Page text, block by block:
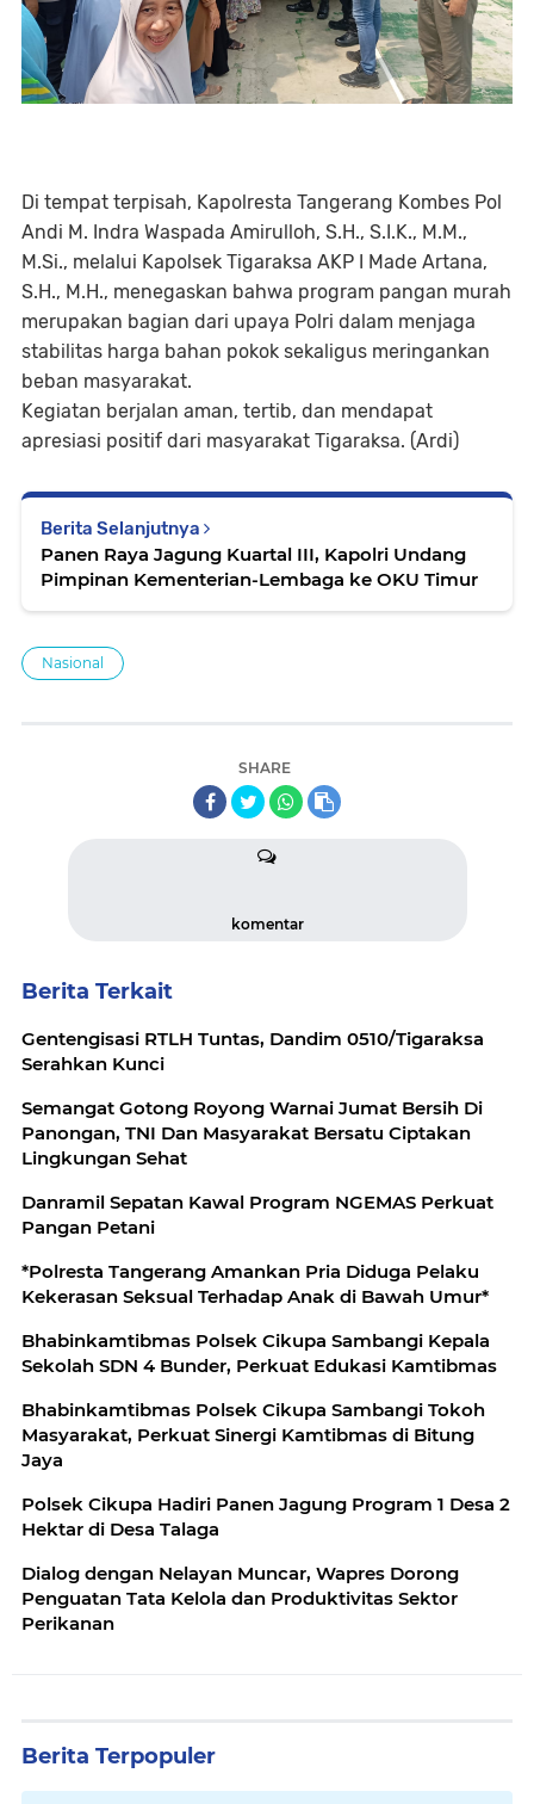
Di tempat terpisah, Kapolresta Tangerang Kombes Pol
Andi M. Indra Waspada Amirulloh, S.H., S.I.K., M.M.,
M.Si., melalui Kapolsek Tigaraksa AKP I Made Artana,
S.H., M.H., menegaskan bahwa program pangan murah
merupakan bagian dari upaya Polri dalam menjaga
stabilitas harga bahan pokok sekaligus meringankan
beban masyarakat.
Kegiatan berjalan aman, tertib, dan mendapat
apresiasi positif dari masyarakat Tigaraksa. (Ardi)
Berita Selanjutnya
Panen Raya Jagung Kuartal III, Kapolri Undang
Pimpinan Kementerian-Lembaga ke OKU Timur
Nasional
SHARE
komentar
Berita Terkait
Gentengisasi RTLH Tuntas, Dandim 0510/Tigaraksa
Serahkan Kunci
Semangat Gotong Royong Warnai Jumat Bersih Di
Panongan, TNI Dan Masyarakat Bersatu Ciptakan
Lingkungan Sehat
Danramil Sepatan Kawal Program NGEMAS Perkuat
Pangan Petani
*Polresta Tangerang Amankan Pria Diduga Pelaku
Kekerasan Seksual Terhadap Anak di Bawah Umur*
Bhabinkamtibmas Polsek Cikupa Sambangi Kepala
Sekolah SDN 4 Bunder, Perkuat Edukasi Kamtibmas
Bhabinkamtibmas Polsek Cikupa Sambangi Tokoh
Masyarakat, Perkuat Sinergi Kamtibmas di Bitung
Jaya
Polsek Cikupa Hadiri Panen Jagung Program 1 Desa 2
Hektar di Desa Talaga
Dialog dengan Nelayan Muncar, Wapres Dorong
Penguatan Tata Kelola dan Produktivitas Sektor
Perikanan
Berita Terpopuler